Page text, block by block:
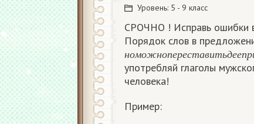
Уровень: 5 - 9 класс
СРОЧНО ! Исправь ошибки
Порядок слов в
н ом о ж н о п е р е с т а в и т ь д е е п р
номожн опереставитьд
употребляй глаголы
человека!
Пример: